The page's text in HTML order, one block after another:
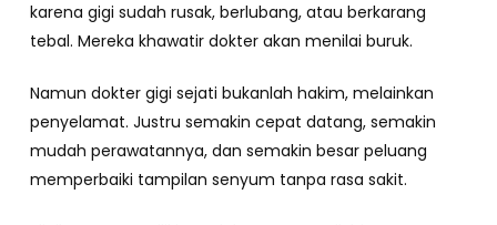
karena gigi sudah rusak, berlubang, atau berkarang
tebal. Mereka khawatir dokter akan menilai buruk.
Namun dokter gigi sejati bukanlah hakim, melainkan
penyelamat. Justru semakin cepat datang, semakin
mudah perawatannya, dan semakin besar peluang
memperbaiki tampilan senyum tanpa rasa sakit.